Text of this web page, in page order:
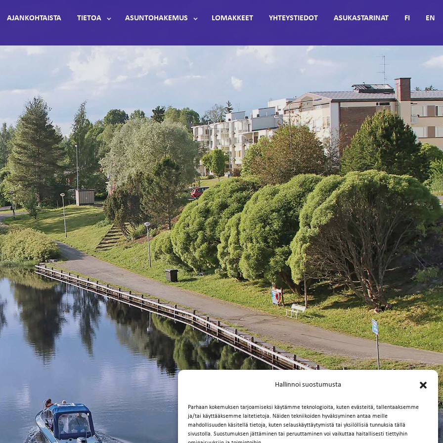
Hallinnoi suostumusta
Parhaan kokemuksen tarjoamiseksi käytämme teknologioita, kuten evästeitä, tallentaaksemme
ja/tai käyttääksemme laitetietoja. Näiden tekniikoiden hyväksyminen antaa meille
mahdollisuuden käsitellä tietoja, kuten selauskäyttäytymistä tai yksilöllisiä tunnuksia tällä
sivustolla. Suostumuksen jättäminen tai peruuttaminen voi vaikuttaa haitallisesti tiettyihin
AJANKOHTAISTA TIETOA ASUNTOHAKEMUS LOMAKKEET YHTEYSTIEDOT ASUKASTARINAT FI EN